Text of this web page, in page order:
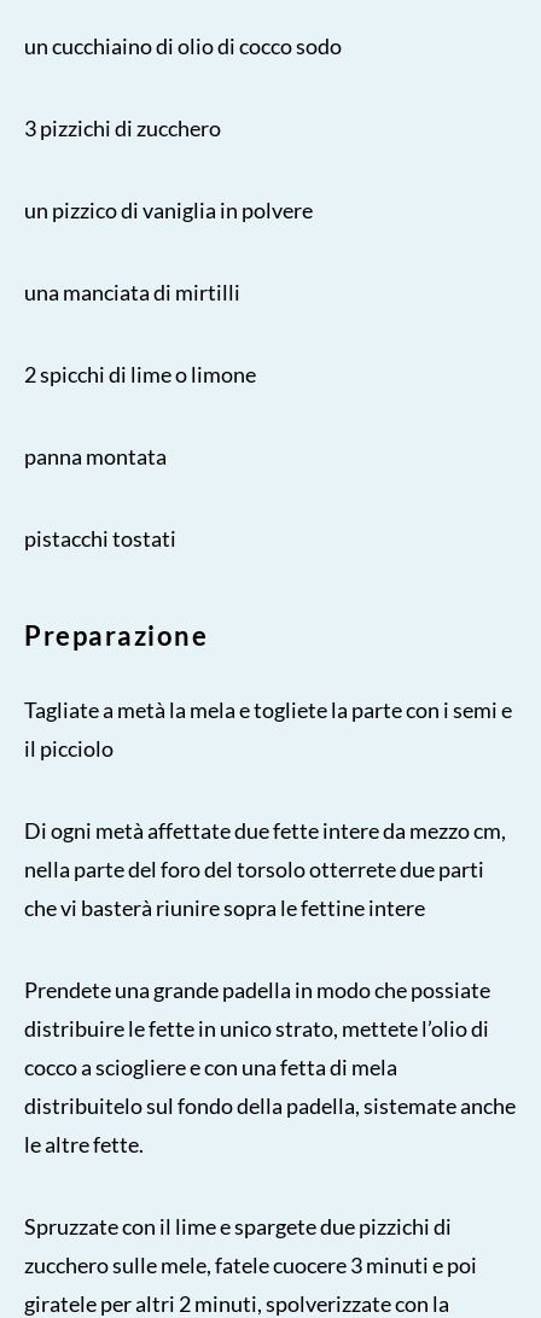
un cucchiaino di olio di cocco sodo
3 pizzichi di zucchero
un pizzico di vaniglia in polvere
una manciata di mirtilli
2 spicchi di lime o limone
panna montata
pistacchi tostati
Preparazione
Tagliate a metà la mela e togliete la parte con i semi e
il picciolo
Di ogni metà affettate due fette intere da mezzo cm,
nella parte del foro del torsolo otterrete due parti
che vi basterà riunire sopra le fettine intere
Prendete una grande padella in modo che possiate
distribuire le fette in unico strato, mettete l’olio di
cocco a sciogliere e con una fetta di mela
distribuitelo sul fondo della padella, sistemate anche
le altre fette.
Spruzzate con il lime e spargete due pizzichi di
zucchero sulle mele, fatele cuocere 3 minuti e poi
giratele per altri 2 minuti, spolverizzate con la